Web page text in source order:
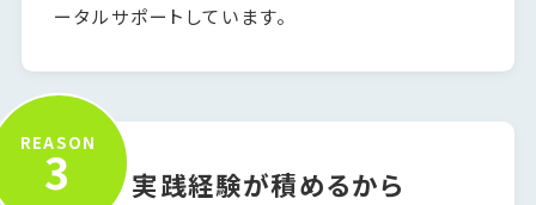
ータルサポートしています。
REASON
3 実践経験が積めるから